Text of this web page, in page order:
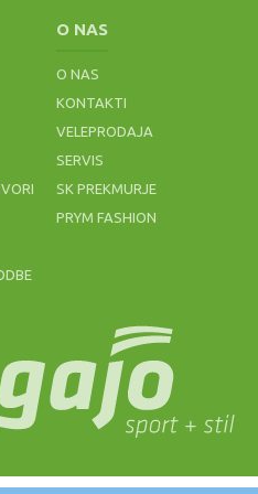
FF 2 1011A136
001
60,00 €
O NAS
O NAS
KONTAKTI
VELEPRODAJA
SERVIS
SK PREKMURJE
PRYM FASHION